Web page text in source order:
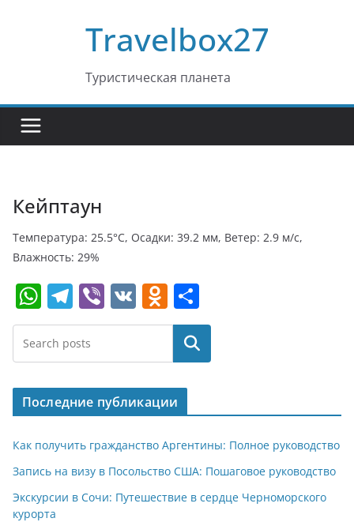
Travelbox27
Туристическая планета
Кейптаун
Температура: 25.5°C, Осадки: 39.2 мм, Ветер: 2.9 м/с,
Влажность: 29%
W
h
at
s
A
p
p
T
el
e
gr
a
m
Vi
b
V
K
O
d
o
kl
a
ss
ni
ki
т
п
р
в
и
т
ь
Поиск
Последние публикации
Как получить гражданство Аргентины: Полное руководство
Запись на визу в Посольство США: Пошаговое руководство
Экскурсии в Сочи: Путешествие в сердце Черноморского
курорта